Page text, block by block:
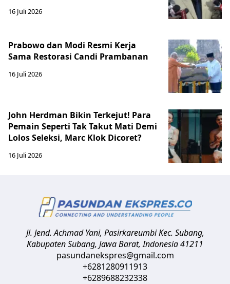
16 Juli 2026
Prabowo dan Modi Resmi Kerja
Sama Restorasi Candi Prambanan
16 Juli 2026
John Herdman Bikin Terkejut! Para
Pemain Seperti Tak Takut Mati Demi
Lolos Seleksi, Marc Klok Dicoret?
16 Juli 2026
Jl. Jend. Achmad Yani, Pasirkareumbi Kec. Subang,
Kabupaten Subang, Jawa Barat,Indonesia41211
pasundanekspres@gmail.com
+6281280911913
+6289688232338